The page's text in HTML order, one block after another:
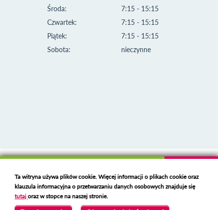
Środa:
Czwartek:
Piątek:
Sobota:
7:15 - 15:15
7:15 - 15:15
7:15 - 15:15
nieczynne
Deklaracja dostępności
Polski serwer RBLhttps://polspam.pl/
Copyright 2023 Urząd Miejski w Opolu Lubelskim
Ta witryna używa plików cookie. Więcej informacji o plikach cookie oraz
klauzula informacyjna o przetwarzaniu danych osobowych znajduje się
tutajoraz w stopce na naszej stronie.